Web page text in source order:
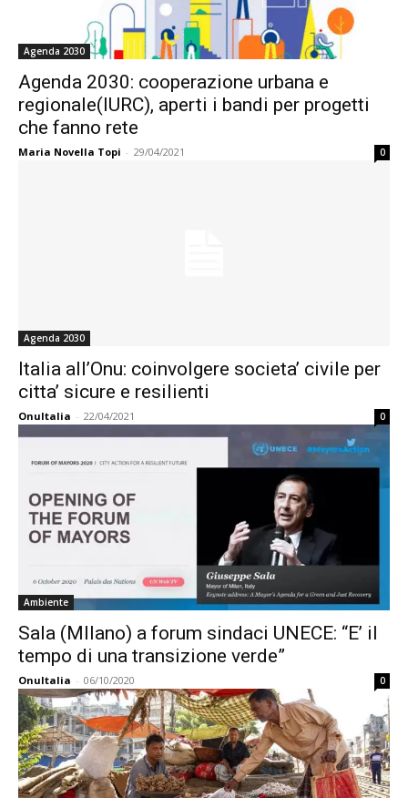
Agenda 2030
Agenda 2030: cooperazione urbana e
regionale(IURC), aperti i bandi per progetti
che fanno rete
Maria Novella Topi - 29/04/2021 0
Agenda 2030
Italia all’Onu: coinvolgere societa’ civile per
citta’ sicure e resilienti
OnuItalia - 22/04/2021 0
Ambiente
Sala (MIlano) a forum sindaci UNECE: “E’ il
tempo di una transizione verde”
OnuItalia - 06/10/2020 0